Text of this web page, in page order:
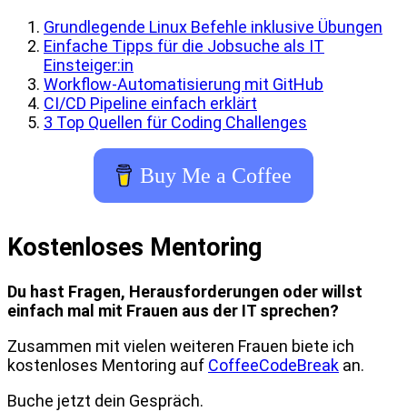
Grundlegende Linux Befehle inklusive Übungen
Einfache Tipps für die Jobsuche als IT
Einsteiger:in
Workflow-Automatisierung mit GitHub
CI/CD Pipeline einfach erklärt
3 Top Quellen für Coding Challenges
Buy Me a Coffee
Kostenloses Mentoring
Du hast Fragen, Herausforderungen oder willst
einfach mal mit Frauen aus der IT sprechen?
Zusammen mit vielen weiteren Frauen biete ich
kostenloses Mentoring auf CoffeeCodeBreak an.
Buche jetzt dein Gespräch.